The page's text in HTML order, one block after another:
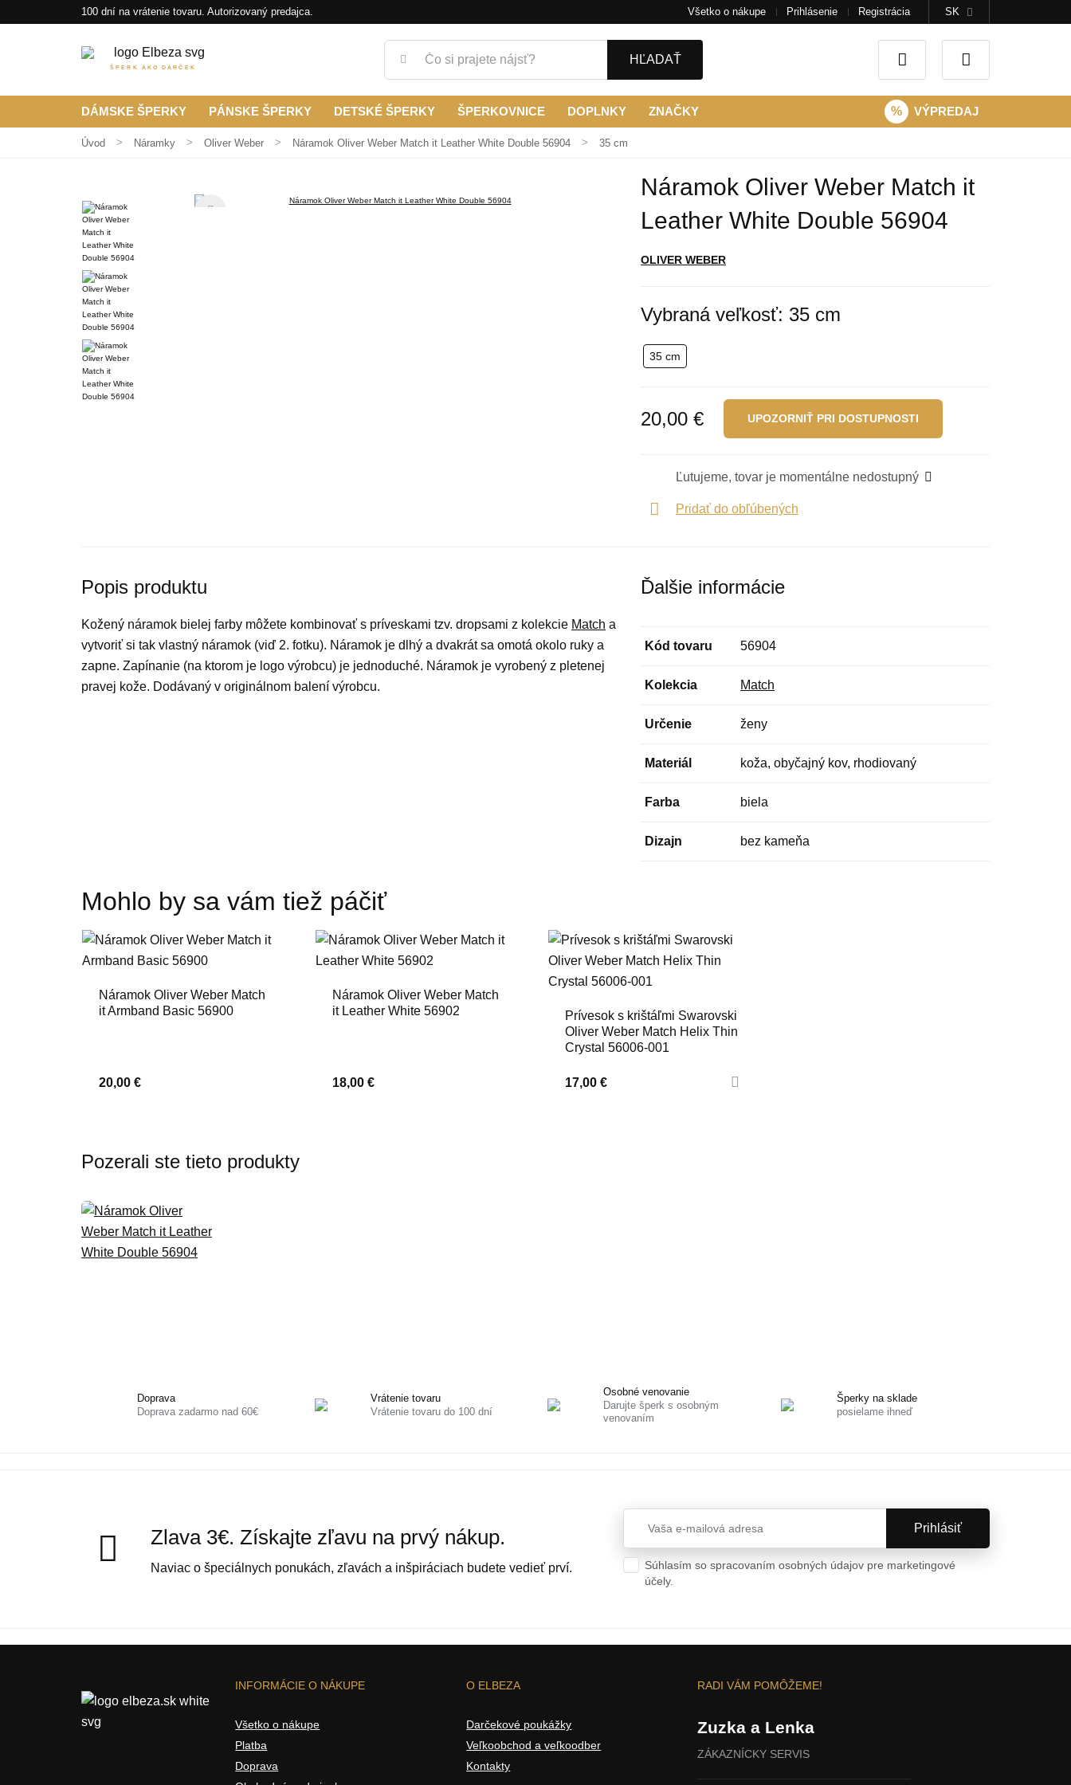
100 dní na vrátenie tovaru. Autorizovaný predajca. Všetko o nákupe Prihlásenie Registrácia SK
ŠPERK AKO DARČEK
HĽADAŤ
DÁMSKE ŠPERKY PÁNSKE ŠPERKY DETSKÉ ŠPERKY ŠPERKOVNICE DOPLNKY ZNAČKY % VÝPREDAJ
Úvod Náramky Oliver Weber Náramok Oliver Weber Match it Leather White Double 56904 35 cm
Náramok Oliver Weber Match it
Leather White Double 56904
OLIVER WEBER
Vybraná veľkosť: 35 cm
35 cm
20,00 € UPOZORNIŤ PRI DOSTUPNOSTI
Ľutujeme, tovar je momentálne nedostupný
Pridať do obľúbených
Popis produktu
Kožený náramok bielej farby môžete kombinovať s príveskami tzv. dropsami z kolekcie Match a
vytvoriť si tak vlastný náramok (viď 2. fotku). Náramok je dlhý a dvakrát sa omotá okolo ruky a
zapne. Zapínanie (na ktorom je logo výrobcu) je jednoduché. Náramok je vyrobený z pletenej
pravej kože. Dodávaný v originálnom balení výrobcu.
Ďalšie informácie
Kód tovaru 56904
Kolekcia Match
Určenie ženy
Materiál koža, obyčajný kov, rhodiovaný
Farba biela
Dizajn bez kameňa
Mohlo by sa vám tiež páčiť
Náramok Oliver Weber Match
it Armband Basic 56900
20,00 €
Náramok Oliver Weber Match
it Leather White 56902
18,00 €
Prívesok s krištáľmi Swarovski
Oliver Weber Match Helix Thin
Crystal 56006-001
17,00 €
Pozerali ste tieto produkty
Doprava
Doprava zadarmo nad 60€
Vrátenie tovaru
Vrátenie tovaru do 100 dní
Osobné venovanie
Darujte šperk s osobným
venovaním
Šperky na sklade
posielame ihneď
Zlava 3€. Získajte zľavu na prvý nákup.
Naviac o špeciálnych ponukách, zľavách a inšpiráciach budete vedieť prví.
Súhlasím so spracovaním osobných údajov pre marketingové
účely.
INFORMÁCIE O NÁKUPE
Všetko o nákupe
Platba
Doprava
O ELBEZA
Darčekové poukážky
Veľkoobchod a veľkoodber
Kontakty
RADI VÁM POMÔŽEME!
Zuzka a Lenka
ZÁKAZNÍCKY SERVIS